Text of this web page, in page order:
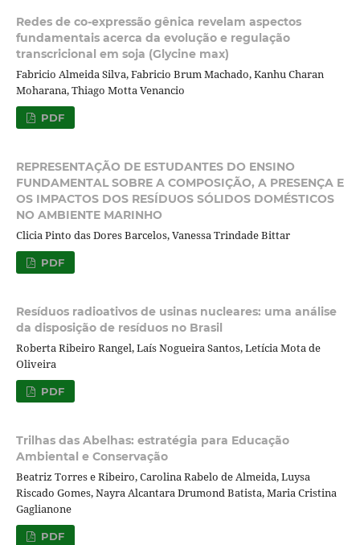
Redes de co-expressão gênica revelam aspectos
fundamentais acerca da evolução e regulação
transcricional em soja (Glycine max)
Fabricio Almeida Silva, Fabricio Brum Machado, Kanhu Charan
Moharana, Thiago Motta Venancio
PDF
REPRESENTAÇÃO DE ESTUDANTES DO ENSINO
FUNDAMENTAL SOBRE A COMPOSIÇÃO, A PRESENÇA E
OS IMPACTOS DOS RESÍDUOS SÓLIDOS DOMÉSTICOS
NO AMBIENTE MARINHO
Clicia Pinto das Dores Barcelos, Vanessa Trindade Bittar
PDF
Resíduos radioativos de usinas nucleares: uma análise
da disposição de resíduos no Brasil
Roberta Ribeiro Rangel, Laís Nogueira Santos, Letícia Mota de
Oliveira
PDF
Trilhas das Abelhas: estratégia para Educação
Ambiental e Conservação
Beatriz Torres e Ribeiro, Carolina Rabelo de Almeida, Luysa
Riscado Gomes, Nayra Alcantara Drumond Batista, Maria Cristina
Gaglianone
PDF